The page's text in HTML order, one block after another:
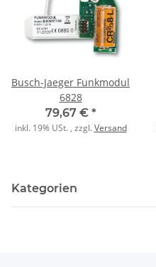
Busch-Jaeger Funkmodul
6828
79,67 € *
inkl. 19% USt. , zzgl.Versand
Kategorien